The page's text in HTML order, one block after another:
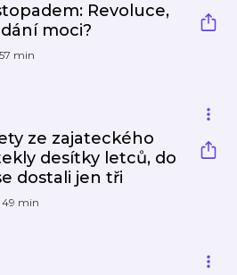
Revoluce,
moci?
57 min
ze zajateckého
desítky letců, do
dostali jen tři
49 min